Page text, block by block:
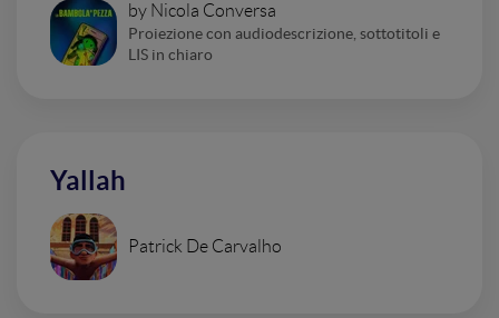
by Nicola Conversa
Proiezione con audiodescrizione, sottotitoli e
LIS in chiaro
Yallah
Patrick De Carvalho